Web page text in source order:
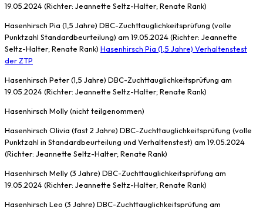
19.05.2024 (Richter: Jeannette Seltz-Halter; Renate Rank)
Hasenhirsch Pia (1,5 Jahre) DBC-Zuchttauglichkeitsprüfung (volle
Punktzahl Standardbeurteilung) am 19.05.2024 (Richter: Jeannette
Seltz-Halter; Renate Rank) Hasenhirsch Pia (1,5 Jahre) Verhaltenstest
der ZTP
Hasenhirsch Peter (1,5 Jahre) DBC-Zuchttauglichkeitsprüfung am
19.05.2024 (Richter: Jeannette Seltz-Halter; Renate Rank)
Hasenhirsch Molly (nicht teilgenommen)
Hasenhirsch Olivia (fast 2 Jahre) DBC-Zuchttauglichkeitsprüfung (volle
Punktzahl in Standardbeurteilung und Verhaltenstest) am 19.05.2024
(Richter: Jeannette Seltz-Halter; Renate Rank)
Hasenhirsch Melly (3 Jahre) DBC-Zuchttauglichkeitsprüfung am
19.05.2024 (Richter: Jeannette Seltz-Halter; Renate Rank)
Hasenhirsch Leo (3 Jahre) DBC-Zuchttauglichkeitsprüfung am